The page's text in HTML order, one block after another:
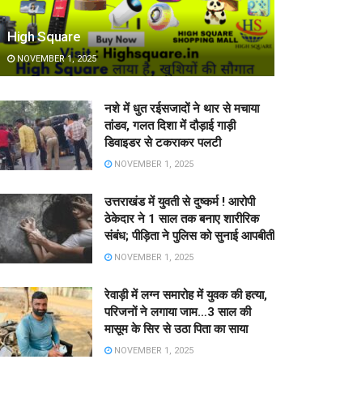
High Square
NOVEMBER 1, 2025
नशे में धुत रईसजादों ने थार से मचाया
तांडव, गलत दिशा में दौड़ाई गाड़ी
डिवाइडर से टकराकर पलटी
NOVEMBER 1, 2025
उत्तराखंड में युवती से दुष्कर्म ! आरोपी
ठेकेदार ने 1 साल तक बनाए शारीरिक
संबंध; पीड़िता ने पुलिस को सुनाई आपबीती
NOVEMBER 1, 2025
रेवाड़ी में लग्न समारोह में युवक की हत्या,
परिजनों ने लगाया जाम…3 साल की
मासूम के सिर से उठा पिता का साया
NOVEMBER 1, 2025